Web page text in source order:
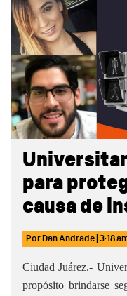
para
causa de
Por Dan Andrade 3:18
Ciudad Juárez.-
propósito brindarse
Sidebar